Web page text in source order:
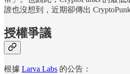
誰也沒想到，近期卻傳出
授權爭議
根據 Larva Labs 的公告：